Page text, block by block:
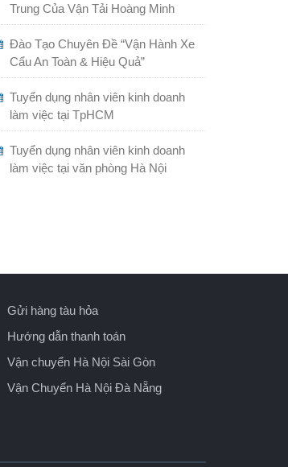
Trung Của Vận Tải Hoàng Minh
Đào Tạo Chuyên Đề “Vận Hành Xe
Cẩu An Toàn & Hiệu Quả”
Tuyển dụng nhân viên kinh doanh
làm việc tại TpHCM
Tuyển dụng nhân viên kinh doanh
làm việc tại văn phòng Hà Nội
Gửi hàng tàu hỏa
Hướng dẫn thanh toán
Vận chuyển Hà Nội Sài Gòn
Vận Chuyển Hà Nội Đà Nẵng